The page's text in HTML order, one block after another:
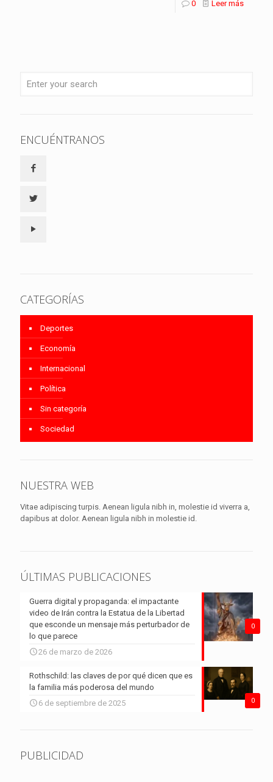
0 Leer más
ENCUÉNTRANOS
CATEGORÍAS
Deportes
Economía
Internacional
Política
Sin categoría
Sociedad
NUESTRA WEB
Vitae adipiscing turpis. Aenean ligula nibh in, molestie id viverra a,
dapibus at dolor. Aenean ligula nibh in molestie id.
ÚLTIMAS PUBLICACIONES
0
Guerra digital y propaganda: el impactante
video de Irán contra la Estatua de la Libertad
que esconde un mensaje más perturbador de
lo que parece
26 de marzo de 2026
0
Rothschild: las claves de por qué dicen que es
la familia más poderosa del mundo
6 de septiembre de 2025
PUBLICIDAD